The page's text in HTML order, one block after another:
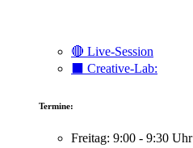
🔴 Live-Session
⬛️ Creative-Lab:
Termine:
Freitag: 9:00 - 9:30 Uhr